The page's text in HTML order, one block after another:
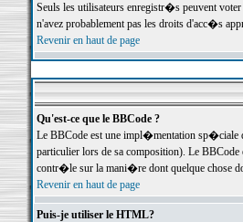
Seuls les utilisateurs enregistr�s peuvent
n'avez probablement pas les droits d'acc�s
Revenir en haut de page
Qu'est-ce que le BBCode ?
Le BBCode est une impl�mentation sp�ciale
particulier lors de sa composition). Le
contr�le sur la mani�re dont quelque chose
Revenir en haut de page
Puis-je utiliser le HTML?